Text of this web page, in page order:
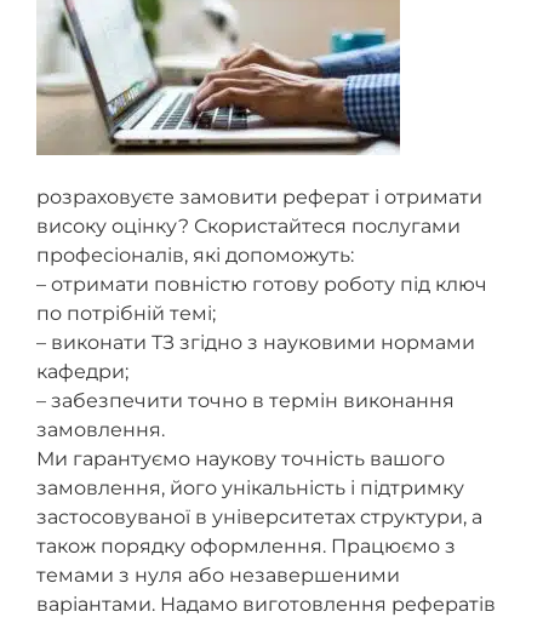
розраховуєте замовити реферат і отримати
високу оцінку? Скористайтеся послугами
професіоналів, які допоможуть:
– отримати повністю готову роботу під ключ
по потрібній темі;
– виконати ТЗ згідно з науковими нормами
кафедри;
– забезпечити точно в термін виконання
замовлення.
Ми гарантуємо наукову точність вашого
замовлення, його унікальність і підтримку
застосовуваної в університетах структури, а
також порядку оформлення. Працюємо з
темами з нуля або незавершеними
варіантами. Надамо виготовлення рефератів